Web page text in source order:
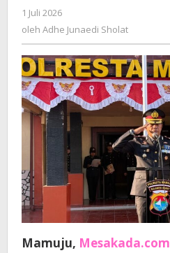
1 Juli 2026
Adhe
Junaedi
oleh Adhe Junaedi Sholat
Mamuju, Mesakada.com